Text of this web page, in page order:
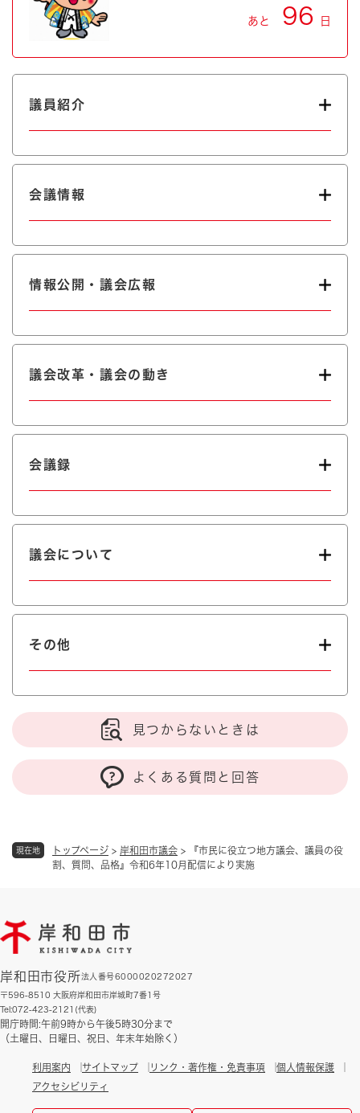
現在地 トップページ > 岸和田市議会 >
『市民に役立つ地方議会、議員の役
割、質問、品格』令和6年10月配信により実施
あと 96 日
議員紹介
会議情報
情報公開・議会広報
議会改革・議会の動き
会議録
議会について
その他
見つからないときは
よくある質問と回答
岸和田市役所法人番号6000020272027
〒596-8510 大阪府岸和田市岸城町7番1号
Tel:072-423-2121(代表)
開庁時間:午前9時から午後5時30分まで
（土曜日、日曜日、祝日、年末年始除く）
利用案内 サイトマップ リンク・著作権・免責事項
個人情報保護
アクセシビリティ